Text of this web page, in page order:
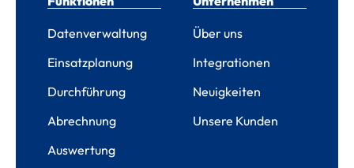
Datenverwaltung
Einsatzplanung
Durchführung
Abrechnung
Auswertung
Über uns
Integrationen
Neuigkeiten
Unsere Kunden